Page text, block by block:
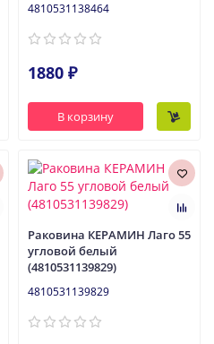
4810531138464
1880 ₽
В корзину
Раковина КЕРАМИН Лаго 55
угловой белый
(4810531139829)
4810531139829